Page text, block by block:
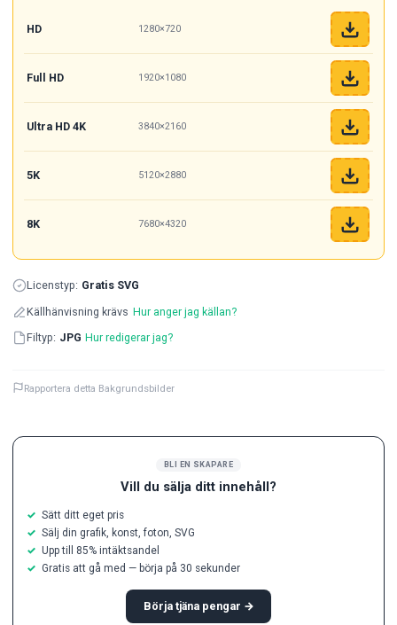
BLI EN SKAPARE
Vill du sälja ditt innehåll?
Sätt ditt eget pris
Sälj din grafik, konst, foton, SVG
Upp till 85% intäktsandel
Gratis att gå med — börja på 30 sekunder
Börja tjäna pengar →
HD 1280×720
Full HD 1920×1080
Ultra HD 4K 3840×2160
5K 5120×2880
8K 7680×4320
Licenstyp: Gratis SVG
Källhänvisning krävs Hur anger jag källan?
Filtyp: JPG Hur redigerar jag?
Rapportera detta Bakgrundsbilder